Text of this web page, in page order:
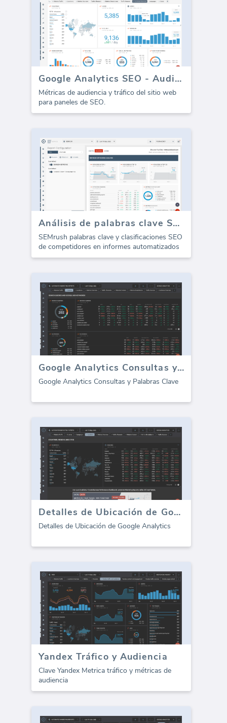
Google Analytics SEO - Audiencia Tráfico
Métricas de audiencia y tráfico del sitio web
para paneles de SEO.
Análisis de palabras clave SEMrush (Informe)
SEMrush palabras clave y clasificaciones SEO
de competidores en informes automatizados
Google Analytics Consultas y Palabras Clave
Google Analytics Consultas y Palabras Clave
Detalles de Ubicación de Google Analytics
Detalles de Ubicación de Google Analytics
Yandex Tráfico y Audiencia
Clave Yandex Metrica tráfico y métricas de
audiencia